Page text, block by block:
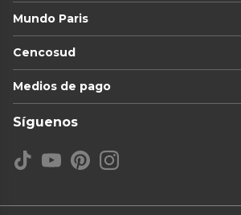
Mundo Paris
Cencosud
Medios de pago
Síguenos